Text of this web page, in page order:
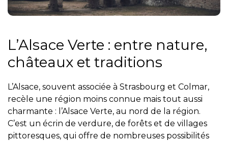
L’Alsace Verte : entre nature,
châteaux et traditions
L’Alsace, souvent associée à Strasbourg et Colmar,
recèle une région moins connue mais tout aussi
charmante : l’Alsace Verte, au nord de la région.
C’est un écrin de verdure, de forêts et de villages
pittoresques, qui offre de nombreuses possibilités